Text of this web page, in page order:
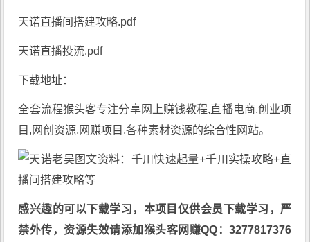
天诺直播间搭建攻略.pdf
天诺直播投流.pdf
下载地址：
全套流程猴头客专注分享网上赚钱教程,直播电商,创业项
目,网创资源, 网赚项目 ,各种素材资源的综合性网站。
感兴趣的可以下载学习，本项目仅供会员下载学习，严
禁外传，资源失效请添加猴头客网赚QQ：3277817376